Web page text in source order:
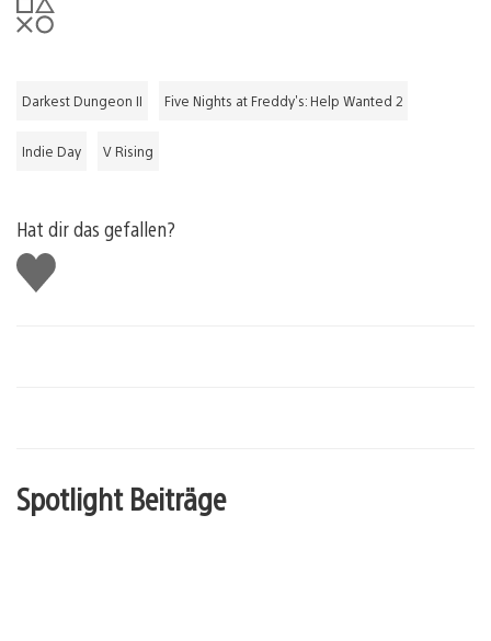
Darkest Dungeon II Five Nights at Freddy's: Help Wanted 2
Indie Day V Rising
Hat dir das gefallen?
Gefällt
mir
Spotlight Beiträge